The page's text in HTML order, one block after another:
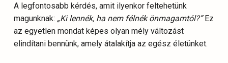
A legfontosabb kérdés, amit ilyenkor feltehetünk
magunknak: „Ki lennék, ha nem félnék önmagamtól?”Ez
az egyetlen mondat képes olyan mély változást
elindítani bennünk, amely átalakítja az egész életünket.